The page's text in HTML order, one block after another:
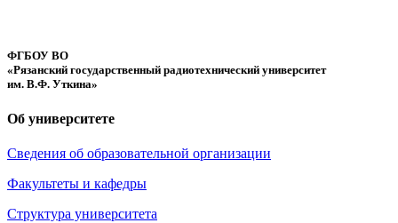
ФГБОУ ВО
«Рязанский государственный радиотехнический университет
им. В.Ф. Уткина»
Об университете
Сведения об образовательной организации
Факультеты и кафедры
Структура университета